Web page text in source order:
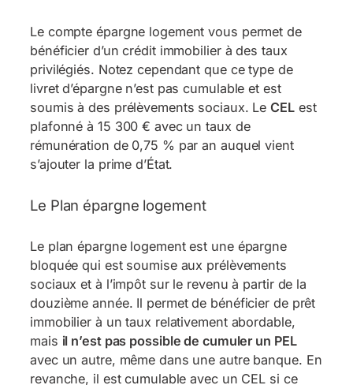
Le compte épargne logement vous permet de
bénéficier d’un crédit immobilier à des taux
privilégiés. Notez cependant que ce type de
livret d’épargne n’est pas cumulable et est
soumis à des prélèvements sociaux. LeCELest
plafonné à 15 300 € avec un taux de
rémunération de 0,75 % par an auquel vient
s’ajouter la prime d’État.
Le Plan épargne logement
Le plan épargne logement est une épargne
bloquée qui est soumise aux prélèvements
sociaux et à l’impôt sur le revenu à partir de la
douzième année. Il permet de bénéficier de prêt
immobilier à un taux relativement abordable,
mais il n’est pas possible de cumuler un PEL
avec un autre, même dans une autre banque. En
revanche, il est cumulable avec un CEL si ce